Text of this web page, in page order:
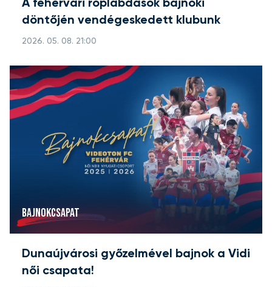
A fehérvári röplabdások bajnoki
döntőjén vendégeskedett klubunk
2026. 05. 08. 21:00
BAJNOKCSAPAT
Dunaújvárosi győzelmével bajnok a Vidi
női csapata!